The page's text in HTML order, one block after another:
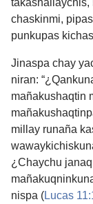
takashallaychis,
chaskinmi,
punkupas
Jinaspa chay
niran:
mañakushaqtin
millay runaña
¿Chaychu
nispa (Lucas